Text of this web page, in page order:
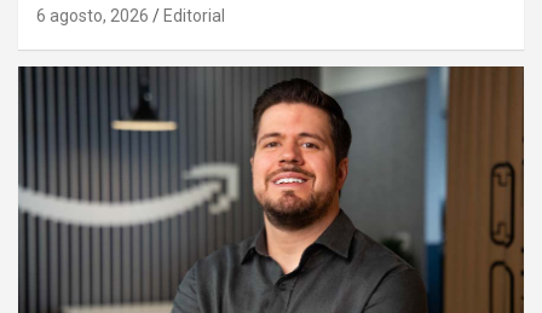
6 agosto, 2026 Editorial